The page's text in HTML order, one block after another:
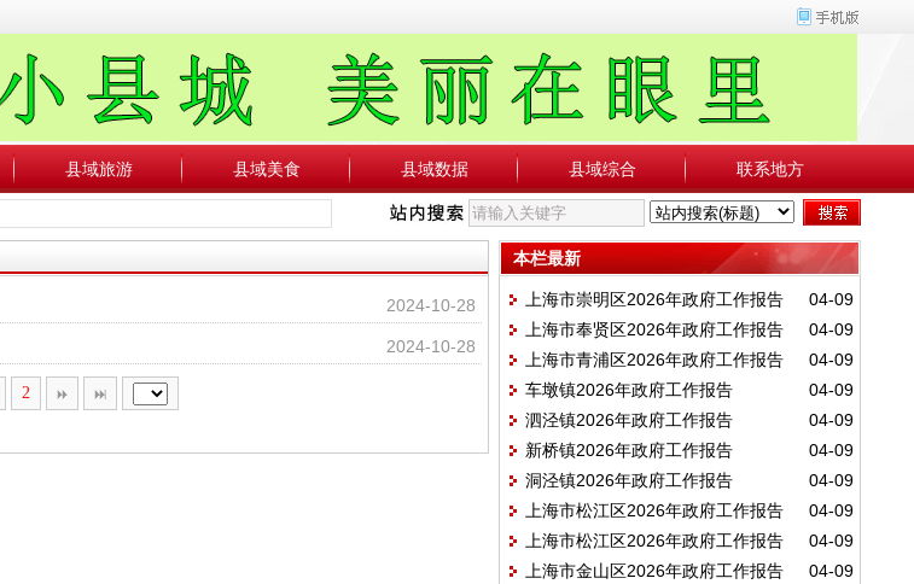
县域旅游 县域美食 县域数据 县域综合 联系地方
2024-10-28
2024-10-28
2
本栏最新
04-09
上海市崇明区2026年政府工作报告
04-09
上海市奉贤区2026年政府工作报告
04-09
上海市青浦区2026年政府工作报告
04-09
车墩镇2026年政府工作报告
04-09
泗泾镇2026年政府工作报告
04-09
新桥镇2026年政府工作报告
04-09
洞泾镇2026年政府工作报告
04-09
上海市松江区2026年政府工作报告
04-09
上海市松江区2026年政府工作报告
04-09
上海市金山区2026年政府工作报告